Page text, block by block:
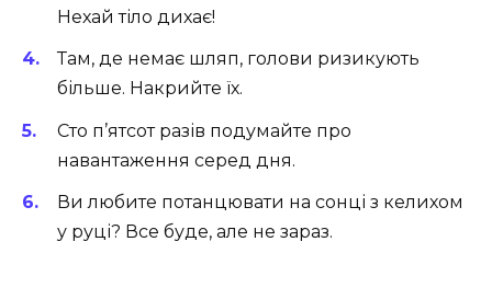
Нехай тіло дихає!
Там, де немає шляп, голови ризикують
більше. Накрийте їх.
Сто п’ятсот разів подумайте про
навантаження серед дня.
Ви любите потанцювати на сонці з келихом
у руці? Все буде, але не зараз.